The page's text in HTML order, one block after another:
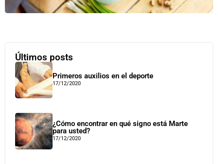
Últimos posts
Primeros auxilios en el deporte
17/12/2020
¿Cómo encontrar en qué signo está Marte
para usted?
17/12/2020